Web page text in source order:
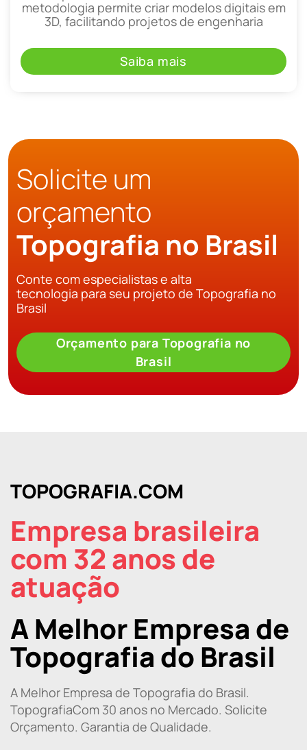
metodologia permite criar modelos digitais em
3D, facilitando projetos de engenharia
Saiba mais
Solicite um
orçamento
Topografia no Brasil
Conte com especialistas e alta
tecnologia para seu projeto de Topografia no
Brasil
Orçamento para Topografia no
Brasil
TOPOGRAFIA.COM
Empresa brasileira
com 32 anos de
atuação
A Melhor Empresa de
Topografia do Brasil
A Melhor Empresa de Topografia do Brasil.
TopografiaCom 30 anos no Mercado. Solicite
Orçamento. Garantia de Qualidade.